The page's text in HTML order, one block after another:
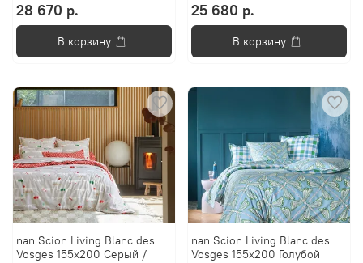
28 670 р.
В корзину
25 680 р.
В корзину
nan Scion Living Blanc des
Vosges 155x200 Серый /
nan Scion Living Blanc des
Vosges 155x200 Голубой